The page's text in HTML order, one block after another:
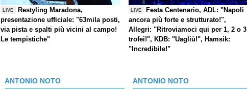
LIVE
Restyling Maradona,
presentazione ufficiale: "63mila posti,
via pista e spalti più vicini al campo!
Le tempistiche"
LIVE
Festa Centenario, ADL: "Napoli
ancora più forte e strutturato!",
Allegri: "Ritroviamoci qui per 1, 2 o 3
trofei!", KDB: "Uagliù!", Hamsik:
"Incredibile!"
ANTONIO NOTO ANTONIO NOTO